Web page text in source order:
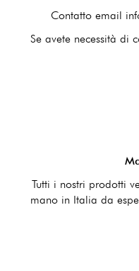
Contatto email
Se avete necessità di
Tutti i nostri prodotti
mano in Italia da